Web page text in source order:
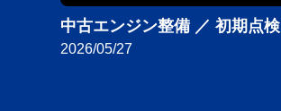
中古エンジン整備 ／ 初期点検
2026/05/27